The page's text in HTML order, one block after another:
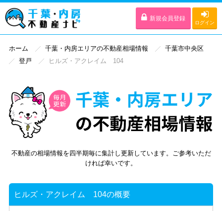
新規会員登録
ログイン
ホーム 千葉・内房エリアの不動産相場情報
千葉市中央区
登戸
ヒルズ・アクレイム 104
不動産の相場情報を四半期毎に集計し更新しています。ご参考いただ
ければ幸いです。
ヒルズ・アクレイム 104の概要